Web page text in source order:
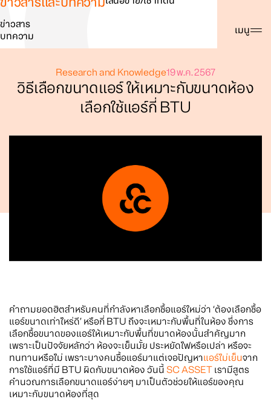
ค้นหา เมนู
ข่าวสาร
บทความ
Research and Knowledge19 พ.ค. 2567
วิธีเลือกขนาดแอร์ ให้เหมาะกับขนาดห้อง
เลือกใช้แอร์กี่ BTU
คำถามยอดฮิตสำหรับคนที่กำลังหาเลือกซื้อแอร์ใหม่ว่า ‘ต้องเลือกซื้อ
แอร์ขนาดเท่าไหร่ดี’ หรือกี่ BTU ถึงจะเหมาะกับพื้นที่ในห้อง ซึ่งการ
เลือกซื้อขนาดของแอร์ให้เหมาะกับพื้นที่ขนาดห้องนั้นสำคัญมาก
เพราะเป็นปัจจัยหลักว่า ห้องจะเย็นมั้ย ประหยัดไฟหรือเปล่า หรือจะ
ทนทานหรือไม่ เพราะบางคนซื้อแอร์มาแต่เจอปัญหาแอร์ไม่เย็นจาก
การใช้แอร์ที่มี BTU ผิดกับขนาดห้อง วันนี้ SC ASSET เรามีสูตร
คำนวณการเลือกขนาดแอร์ง่ายๆ มาเป็นตัวช่วยให้แอร์ของคุณ
เหมาะกับขนาดห้องที่สุด